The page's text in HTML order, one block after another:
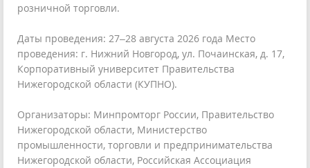
розничной торговли.
Даты проведения: 27–28 августа 2026 года Место
проведения: г. Нижний Новгород, ул. Почаинская, д. 17,
Корпоративный университет Правительства
Нижегородской области (КУПНО).
Организаторы: Минпромторг России, Правительство
Нижегородской области, Министерство
промышленности, торговли и предпринимательства
Нижегородской области, Российская Ассоциация